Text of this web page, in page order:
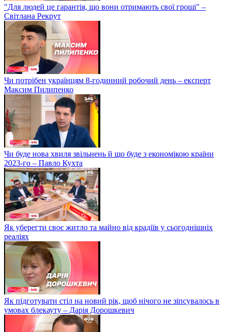
"Для людей це гарантія, що вони отримають свої гроші" –
Світлана Рекрут
Чи потрібен українцям 8-годинний робочий день – експерт
Максим Пилипенко
Чи буде нова хвиля звільнень й що буде з економікою країни
2023-го – Павло Кухта
Як уберегти своє житло та майно від крадіїв у сьогоднішніх
реаліях
Як підготувати стіл на новий рік, щоб нічого не зіпсувалось в
умовах блекауту – Дарія Дорошкевич